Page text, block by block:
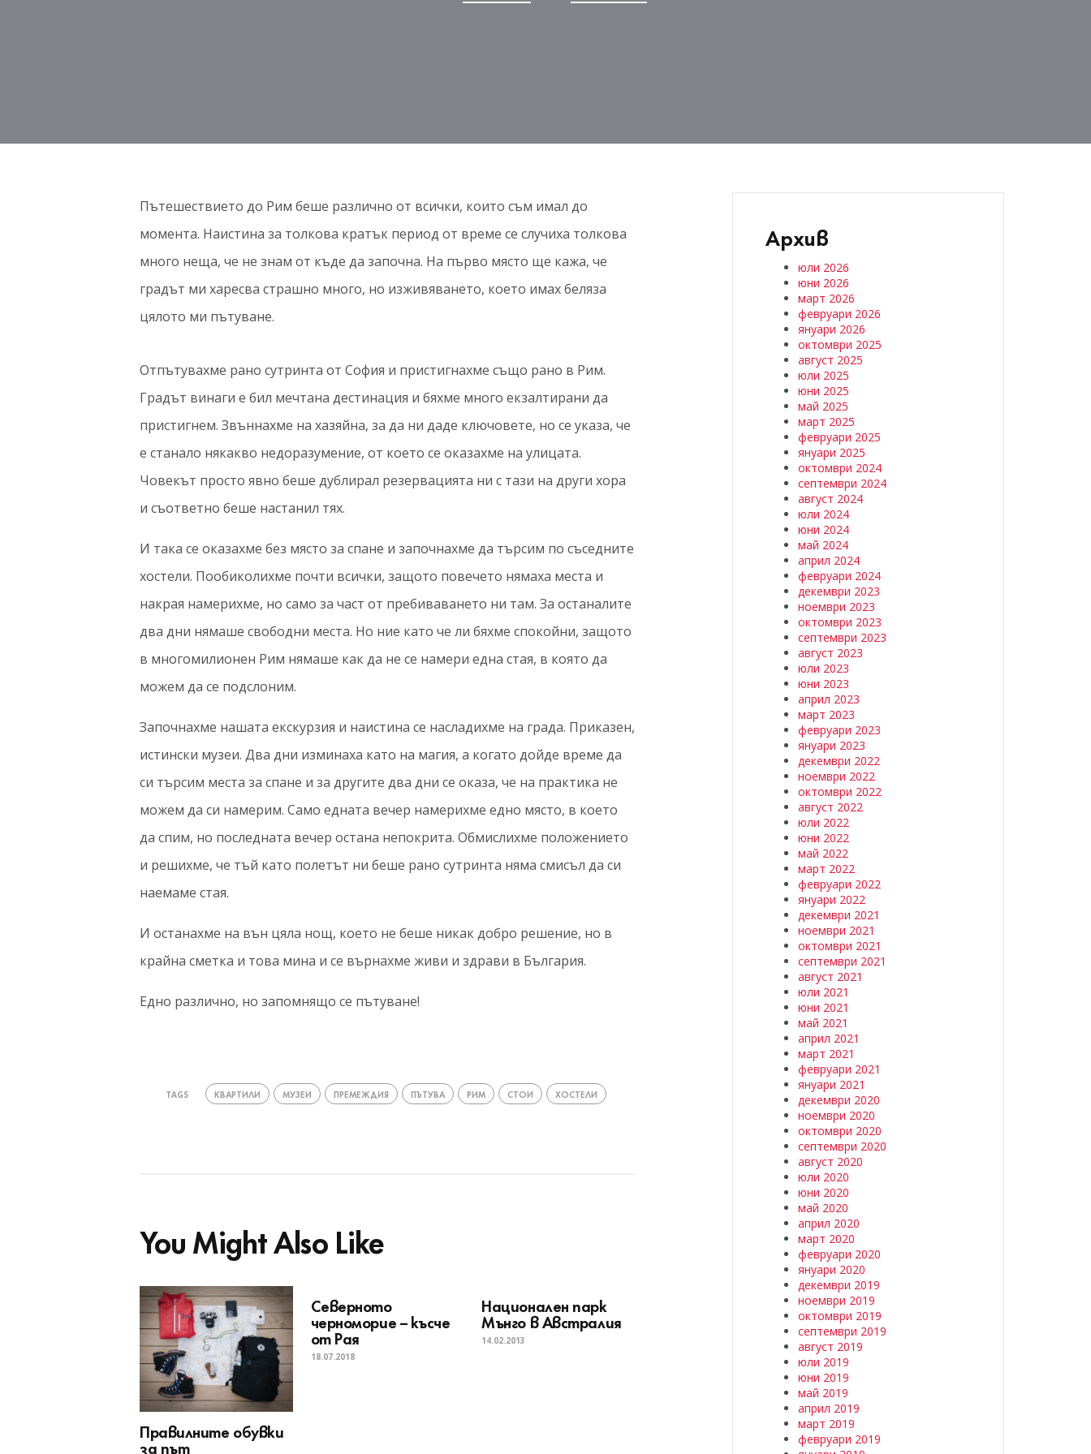
Пътешествието до Рим беше различно от всички, които съм имал до
момента. Наистина за толкова кратък период от време се случиха толкова
много неща, че не знам от къде да започна. На първо място ще кажа, че
градът ми харесва страшно много, но изживяването, което имах беляза
цялото ми пътуване.
Отпътувахме рано сутринта от София и пристигнахме също рано в Рим.
Градът винаги е бил мечтана дестинация и бяхме много екзалтирани да
пристигнем. Звъннахме на хазяйна, за да ни даде ключовете, но се указа, че
е станало някакво недоразумение, от което се оказахме на улицата.
Човекът просто явно беше дублирал резервацията ни с тази на други хора
и съответно беше настанил тях.
И така се оказахме без място за спане и започнахме да търсим по съседните
хостели. Пообиколихме почти всички, защото повечето нямаха места и
накрая намерихме, но само за част от пребиваването ни там. За останалите
два дни нямаше свободни места. Но ние като че ли бяхме спокойни, защото
в многомилионен Рим нямаше как да не се намери една стая, в която да
можем да се подслоним.
Започнахме нашата екскурзия и наистина се насладихме на града. Приказен,
истински музеи. Два дни изминаха като на магия, а когато дойде време да
си търсим места за спане и за другите два дни се оказа, че на практика не
можем да си намерим. Само едната вечер намерихме едно място, в което
да спим, но последната вечер остана непокрита. Обмислихме положението
и решихме, че тъй като полетът ни беше рано сутринта няма смисъл да си
наемаме стая.
И останахме на вън цяла нощ, което не беше никак добро решение, но в
крайна сметка и това мина и се върнахме живи и здрави в България.
Едно различно, но запомнящо се пътуване!
TAGS КВАРТИЛИ МУЗЕИ ПРЕМЕЖДИЯ ПЪТУВА РИМ СТОИ ХОСТЕЛИ
You Might Also Like
Правилните обувки
за път
Северното
черноморие – късче
от Рая
18.07.2018
Национален парк
Мънго в Австралия
14.02.2013
Архив
юли 2026
юни 2026
март 2026
февруари 2026
януари 2026
октомври 2025
август 2025
юли 2025
юни 2025
май 2025
март 2025
февруари 2025
януари 2025
октомври 2024
септември 2024
август 2024
юли 2024
юни 2024
май 2024
април 2024
февруари 2024
декември 2023
ноември 2023
октомври 2023
септември 2023
август 2023
юли 2023
юни 2023
април 2023
март 2023
февруари 2023
януари 2023
декември 2022
ноември 2022
октомври 2022
август 2022
юли 2022
юни 2022
май 2022
март 2022
февруари 2022
януари 2022
декември 2021
ноември 2021
октомври 2021
септември 2021
август 2021
юли 2021
юни 2021
май 2021
април 2021
март 2021
февруари 2021
януари 2021
декември 2020
ноември 2020
октомври 2020
септември 2020
август 2020
юли 2020
юни 2020
май 2020
април 2020
март 2020
февруари 2020
януари 2020
декември 2019
ноември 2019
октомври 2019
септември 2019
август 2019
юли 2019
юни 2019
май 2019
април 2019
март 2019
февруари 2019